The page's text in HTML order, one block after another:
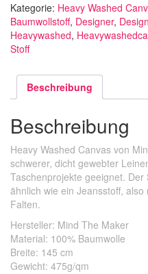
Kategorie: Heavy Washed
Baumwollstoff, Designer,
Heavywashed,
Stoff
Beschreibung
Beschreibung
Heavy Washed Canvas von
schwerer, dicht gewebter
Taschenprojekte geeignet.
ähnlich wie ein Jeansstoff,
Falten.
Hersteller: Mind The Maker
Material: 100% Baumwolle
Breite: 145 cm
Gewicht: 475g/qm